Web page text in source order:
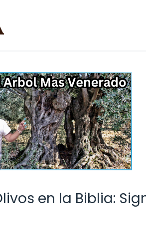
en la Biblia: